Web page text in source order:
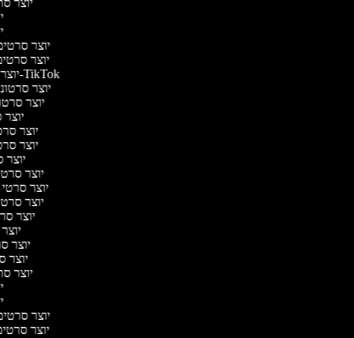
יוצר
יוצר
יוצר
יוצר סרטונים ל-TikTok
יוצר
יוצר
יוצר
יוצר
יוצר
יוצר
יוצר
יוצר סרטי
יוצר
יוצר
יוצר
יוצר
יוצר
יוצר
יוצר